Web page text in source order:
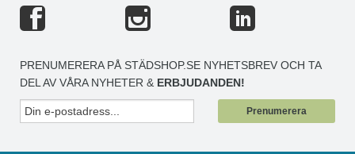
PRENUMERERA PÅ STÄDSHOP.SE NYHETSBREV OCH TA
DEL AV VÅRA NYHETER & ERBJUDANDEN!
Prenumerera